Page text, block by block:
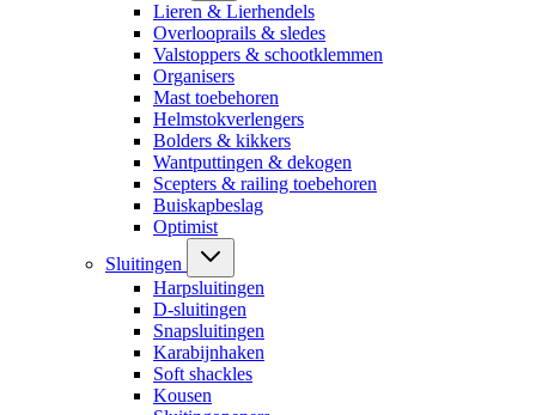
Lieren & Lierhendels
Overlooprails & sledes
Valstoppers & schootklemmen
Organisers
Mast toebehoren
Helmstokverlengers
Bolders & kikkers
Wantputtingen & dekogen
Scepters & railing toebehoren
Buiskapbeslag
Optimist
Sluitingen
Harpsluitingen
D-sluitingen
Snapsluitingen
Karabijnhaken
Soft shackles
Kousen